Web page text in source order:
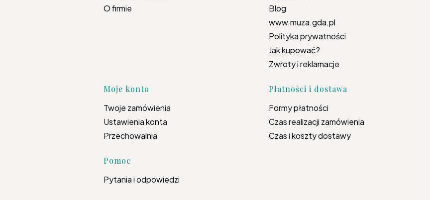
O firmie
Blog
www.muza.gda.pl
Polityka prywatności
Jak kupować?
Zwroty i reklamacje
Moje konto
Twoje zamówienia
Ustawienia konta
Przechowalnia
Płatności i dostawa
Formy płatności
Czas realizacji zamówienia
Czas i koszty dostawy
Pomoc
Pytania i odpowiedzi